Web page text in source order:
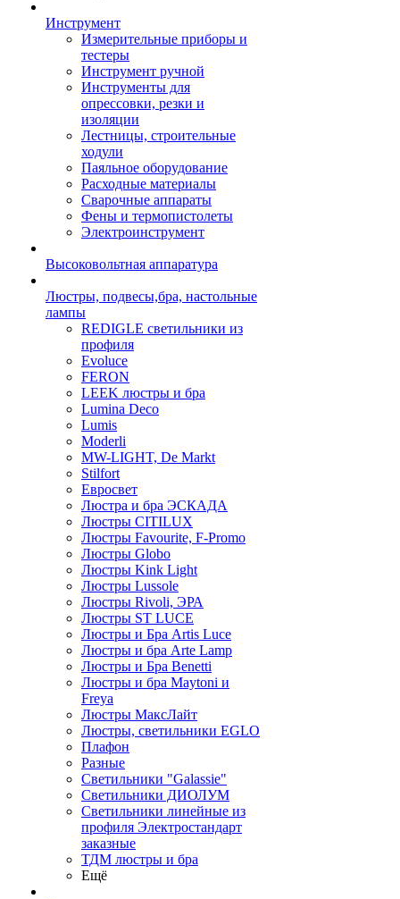
Инструмент
Измерительные приборы и
тестеры
Инструмент ручной
Инструменты для
опрессовки, резки и
изоляции
Лестницы, строительные
ходули
Паяльное оборудование
Расходные материалы
Сварочные аппараты
Фены и термопистолеты
Электроинструмент
Высоковольтная аппаратура
Люстры, подвесы,бра, настольные
лампы
REDIGLE светильники из
профиля
Evoluce
FERON
LEEK люстры и бра
Lumina Deco
Lumis
Moderli
MW-LIGHT, De Markt
Stilfort
Евросвет
Люстра и бра ЭСКАДА
Люстры CITILUX
Люстры Favourite, F-Promo
Люстры Globo
Люстры Kink Light
Люстры Lussole
Люстры Rivoli, ЭРА
Люстры ST LUCE
Люстры и Бра Artis Luce
Люстры и бра Arte Lamp
Люстры и Бра Benetti
Люстры и бра Maytoni и
Freya
Люстры МаксЛайт
Люстры, светильники EGLO
Плафон
Разные
Светильники "Galassie"
Светильники ДИОЛУМ
Светильники линейные из
профиля Электростандарт
заказные
ТДМ люстры и бра
Ещё